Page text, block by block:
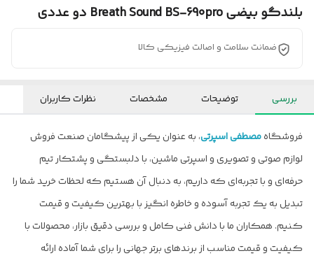
بلندگو بیضی Breath Sound BS-690pro دو عددی
ضمانت سلامت و اصالت فیزیکی کالا
بررسی توضیحات مشخصات نظرات کاربران
فروشگاهمصطفی اسپرتی، به عنوان یکی از پیشگامان صنعت فروش
لوازم صوتی و تصویری و اسپرتی ماشین، با دلبستگی و پشتکار تیم
حرفه‌ای و با تجربه‌ای که داریم، به دنبال آن هستیم که لحظات خرید شما را
تبدیل به یک تجربه آسوده و خاطره انگیز با بهترین کیفیت و قیمت
کنیم. همکاران ما با دانش فنی کامل و بررسی دقیق بازار، محصولات با
کیفیت و قیمت مناسب از برندهای برتر جهانی را برای شما آماده ارائه